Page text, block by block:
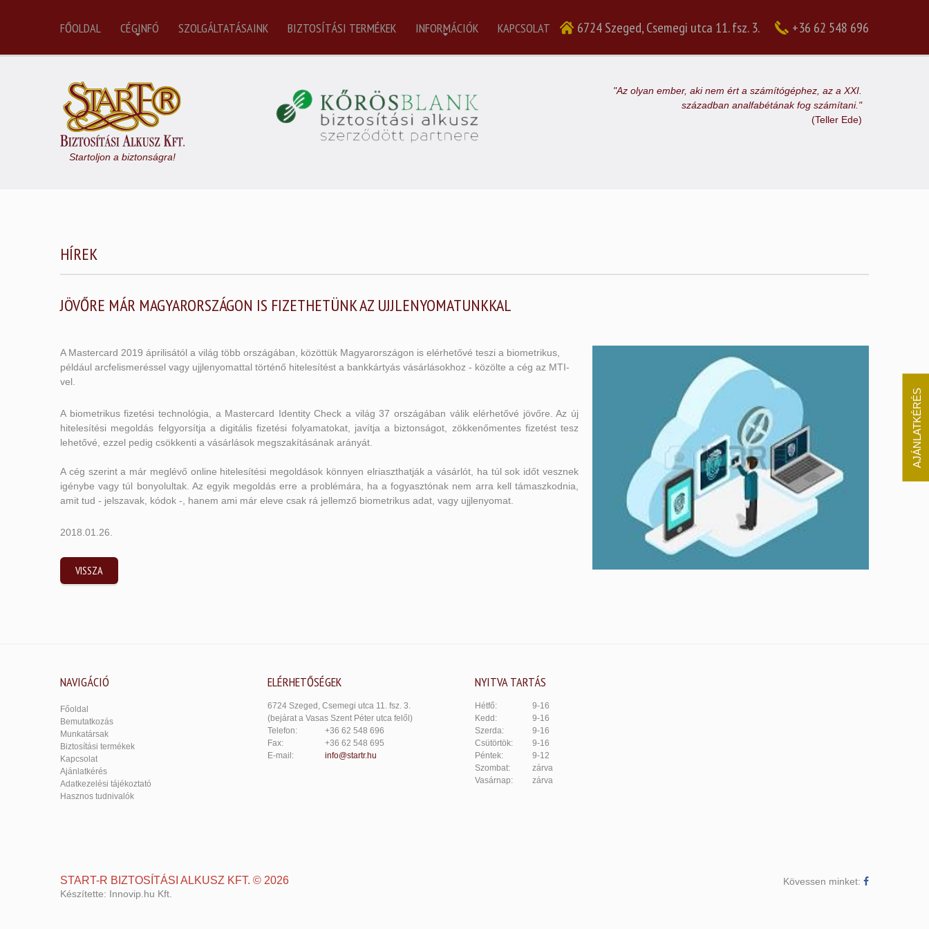
FŐOLDAL CÉGINFÓ SZOLGÁLTATÁSAINK BIZTOSÍTÁSI TERMÉKEK INFORMÁCIÓK KAPCSOLAT 6724 Szeged, Csemegi utca 11. fsz. 3. +36 62 548 696
Startoljon a biztonságra!
"Az olyan ember, aki nem ért a számítógéphez, az a XXI.
században analfabétának fog számítani."
(Teller Ede)
AJÁNLATKÉRÉS
HÍREK
JÖVŐRE MÁR MAGYARORSZÁGON IS FIZETHETÜNK AZ UJJLENYOMATUNKKAL
A Mastercard 2019 áprilisától a világ több országában, közöttük Magyarországon is elérhetővé teszi a biometrikus,
például arcfelismeréssel vagy ujjlenyomattal történő hitelesítést a bankkártyás vásárlásokhoz - közölte a cég az MTI-
vel.
A biometrikus fizetési technológia, a Mastercard Identity Check a világ 37 országában válik elérhetővé jövőre. Az új
hitelesítési megoldás felgyorsítja a digitális fizetési folyamatokat, javítja a biztonságot, zökkenőmentes fizetést tesz
lehetővé, ezzel pedig csökkenti a vásárlások megszakításának arányát.
A cég szerint a már meglévő online hitelesítési megoldások könnyen elriaszthatják a vásárlót, ha túl sok időt vesznek
igénybe vagy túl bonyolultak. Az egyik megoldás erre a problémára, ha a fogyasztónak nem arra kell támaszkodnia,
amit tud - jelszavak, kódok -, hanem ami már eleve csak rá jellemző biometrikus adat, vagy ujjlenyomat.
2018.01.26.
VISSZA
NAVIGÁCIÓ
Főoldal
Bemutatkozás
Munkatársak
Biztosítási termékek
Kapcsolat
Ajánlatkérés
Adatkezelési tájékoztató
Hasznos tudnivalók
ELÉRHETŐSÉGEK
6724 Szeged, Csemegi utca 11. fsz. 3.
(bejárat a Vasas Szent Péter utca felől)
Telefon:
+36 62 548 696
Fax:
+36 62 548 695
E-mail:
info@startr.hu
NYITVA TARTÁS
Hétfő:
9-16
Kedd:
9-16
Szerda:
9-16
Csütörtök:
9-16
Péntek:
9-12
Szombat:
zárva
Vasárnap:
zárva
Kövessen minket:
START-R BIZTOSÍTÁSI ALKUSZ KFT. © 2026
Készítette: Innovip.hu Kft.